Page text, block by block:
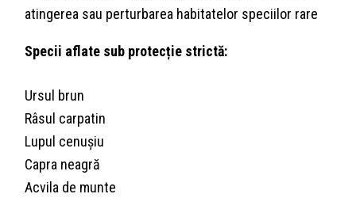
atingerea sau perturbarea habitatelor speciilor rare
Specii aflate sub protecție strictă:
Ursul brun
Râsul carpatin
Lupul cenușiu
Capra neagră
Acvila de munte